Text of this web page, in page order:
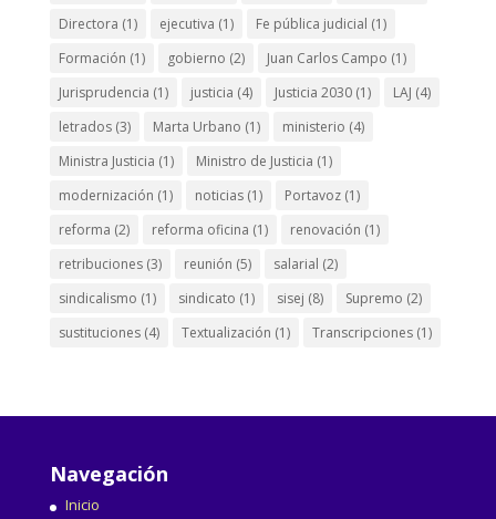
Directora (1) ejecutiva (1) Fe pública judicial (1)
Formación (1) gobierno (2) Juan Carlos Campo (1)
Jurisprudencia (1) justicia (4) Justicia 2030(1) LAJ (4)
letrados(3) Marta Urbano (1) ministerio (4)
Ministra Justicia (1) Ministro de Justicia (1)
modernización (1) noticias(1) Portavoz(1)
reforma (2) reforma oficina (1) renovación (1)
retribuciones(3) reunión (5) salarial (2)
sindicalismo (1) sindicato (1) sisej (8) Supremo (2)
sustituciones(4) Textualización (1) Transcripciones(1)
Navegación
Inicio